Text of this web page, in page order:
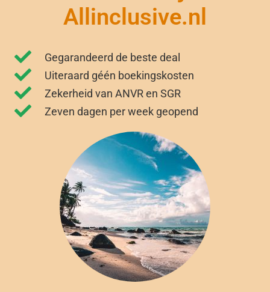
Allinclusive.nl
Gegarandeerd de beste deal
Uiteraard géén boekingskosten
Zekerheid van ANVR en SGR
Zeven dagen per week geopend